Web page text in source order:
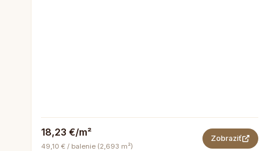
18,23 €/m²
49,10 € / balenie (2,693 m²)
Zobraziť